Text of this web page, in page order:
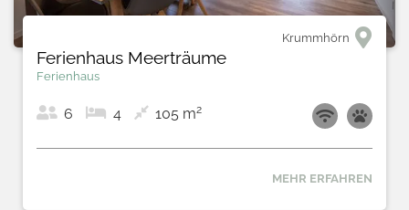
Krummhörn
Ferienhaus Meerträume
Ferienhaus
6 4 105 m2
MEHR ERFAHREN